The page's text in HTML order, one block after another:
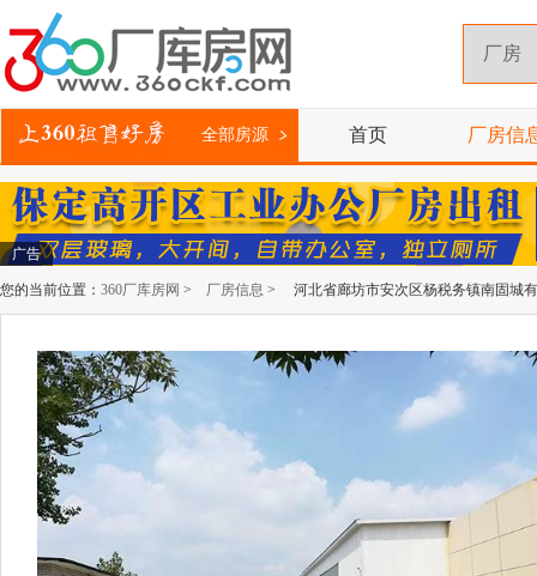
全部房源 首页 厂房信
广告
您的当前位置： 360厂库房网 > 厂房信息 > 河北省廊坊市安次区杨税务镇南固城